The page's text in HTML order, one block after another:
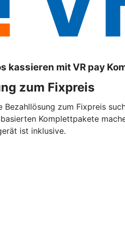
kassieren mit VR pay
zum Fixpreis
zum Fixpreis
Komplettpakete
ist inklusive.